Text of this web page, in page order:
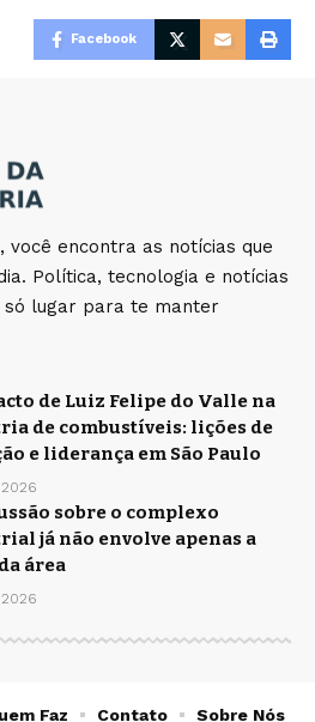
Facebook
você encontra as notícias que
Política, tecnologia e notícias
só lugar para te manter
de Luiz Felipe do Valle na
de combustíveis: lições de
e liderança em São Paulo
sobre o complexo
já não envolve apenas a
área
Faz Contato Sobre Nós